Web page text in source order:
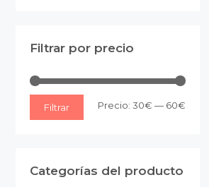
Filtrar por precio
Filtrar Precio: 30€ — 60€
Categorías del producto